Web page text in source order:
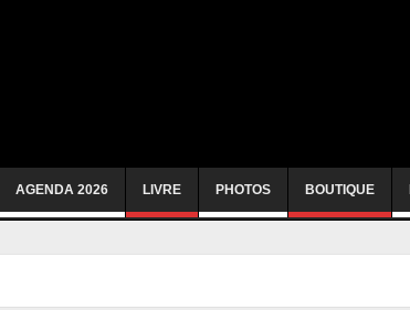
AGENDA 2026 LIVRE PHOTOS BOUTIQUE